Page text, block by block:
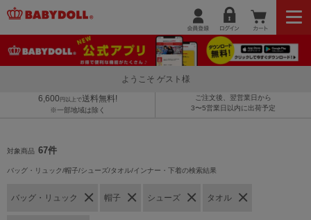
ようこそ ゲスト様
6,600 円以上で送料無料!
※一部地域は除く
ご注文後、翌営業日から
3〜5営業日以内に出荷予定
対象商品 67件
バッグ・リュック/帽子/シューズ/タオル/インナー・下着の検索結果
バッグ・リュック 帽子 シューズ タオル